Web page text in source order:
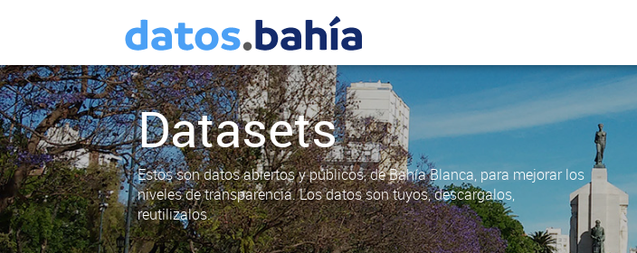
Datasets
Estos son datos abiertos y públicos, de Bahía Blanca, para mejorar los
niveles de transparencia. Los datos son tuyos, descargalos,
reutilizalos.